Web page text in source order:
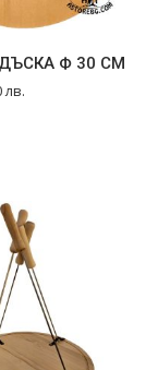
Ф 30 СМ
лв.